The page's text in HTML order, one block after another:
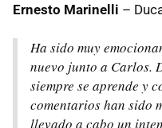
Ernesto Marinelli –
Ha sido muy
nuevo junto a Carlos.
siempre se aprende y
comentarios han sido
llevado a cabo un